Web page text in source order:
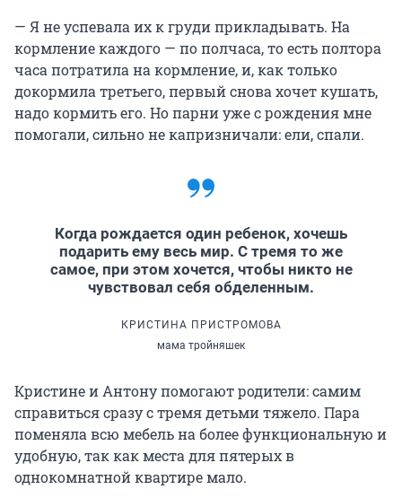
— Я не успевала их к груди прикладывать. На
кормление каждого — по полчаса, то есть полтора
часа потратила на кормление, и, как только
докормила третьего, первый снова хочет кушать,
надо кормить его. Но парни уже с рождения мне
помогали, сильно не капризничали: ели, спали.
Когда рождается один ребенок, хочешь
подарить ему весь мир. С тремя то же
самое, при этом хочется, чтобы никто не
чувствовал себя обделенным.
КРИСТИНА ПРИСТРОМОВА
мама тройняшек
Кристине и Антону помогают родители: самим
справиться сразу с тремя детьми тяжело. Пара
поменяла всю мебель на более функциональную и
удобную, так как места для пятерых в
однокомнатной квартире мало.